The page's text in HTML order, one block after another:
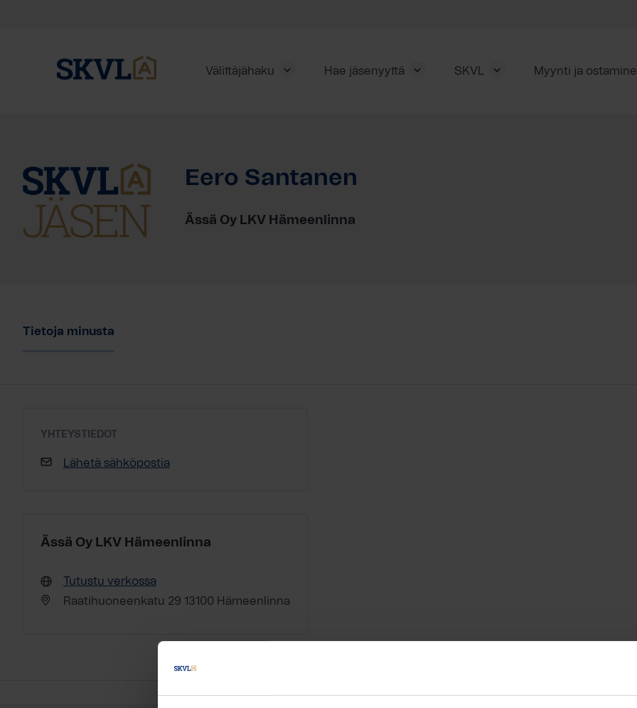
Välittäjähaku Hae jäsenyyttä SKVL Myynti ja
Eero Santanen
Ässä Oy LKV Hämeenlinna
Tietoja minusta
YHTEYSTIEDOT
Lähetä sähköpostia
Ässä Oy LKV Hämeenlinna
Tutustu verkossa
Raatihuoneenkatu 29 13100 Hämeenlinna